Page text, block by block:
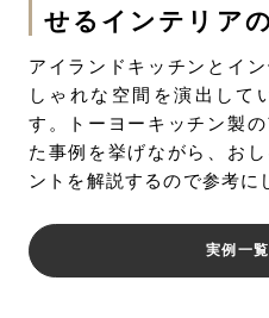
せるインテリア
アイランドキッチンとイ
しゃれな空間を演出して
す。トーヨーキッチン製
た事例を挙げながら、お
ントを解説するので参考に
実例一